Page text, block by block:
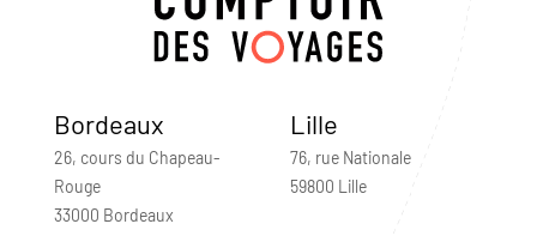
Bordeaux
26, cours du Chapeau-
Rouge
33000 Bordeaux
Lille
76, rue Nationale
59800 Lille